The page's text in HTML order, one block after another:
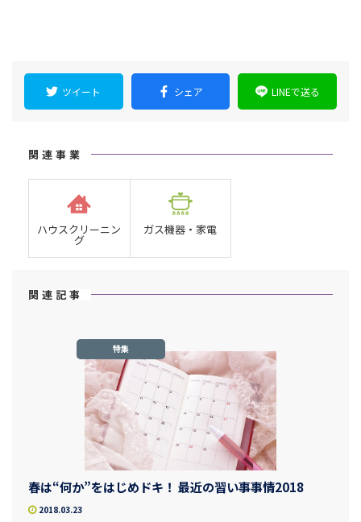
ツイート シェア LINEで送る
関連事業
ハウスクリーニン
グ
ガス機器・家電
関連記事
特集
春は“何か”をはじめドキ！ 最近の習い事事情2018
2018.03.23